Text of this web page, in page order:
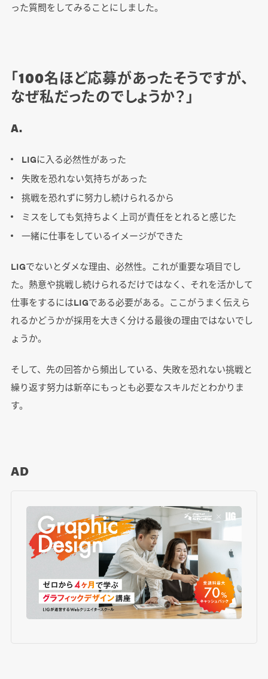
った質問をしてみることにしました。
「100名ほど応募があったそうですが、
なぜ私だったのでしょうか？」
A.
LIGに入る必然性があった
失敗を恐れない気持ちがあった
挑戦を恐れずに努力し続けられるから
ミスをしても気持ちよく上司が責任をとれると感じた
一緒に仕事をしているイメージができた
LIGでないとダメな理由、必然性。これが重要な項目でし
た。熱意や挑戦し続けられるだけではなく、それを活かして
仕事をするにはLIGである必要がある。ここがうまく伝えら
れるかどうかが採用を大きく分ける最後の理由ではないでし
ょうか。
そして、先の回答から頻出している、失敗を恐れない挑戦と
繰り返す努力は新卒にもっとも必要なスキルだとわかりま
す。
AD